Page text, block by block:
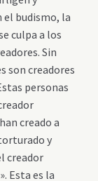
el budismo, la
culpa a los
Sin
son creadores
personas
creado a
y
creador
Esta es la